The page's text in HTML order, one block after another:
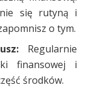
się rutyną i
o tym.
Regularnie
finansowej i
środków.